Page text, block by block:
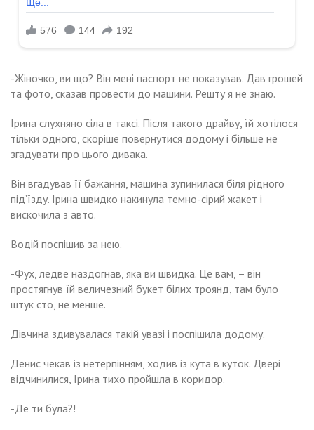
-Жіночко, ви що? Він мені паспорт не показував. Дав грошей
та фото, сказав провести до машини. Решту я не знаю.
Ірина слухняно сіла в таксі. Після такого драйву, їй хотілося
тільки одного, скоріше повернутися додому і більше не
згадувати про цього дивака.
Він вгадував її бажання, машина зупинилася біля рідного
під’їзду. Ірина швидко накинула темно-сірий жакет і
вискочила з авто.
Водій поспішив за нею.
-Фух, ледве наздогнав, яка ви швидка. Це вам, – він
простягнув їй величезний букет білих троянд, там було
штук сто, не менше.
Дівчина здивувалася такій увазі і поспішила додому.
Денис чекав із нетерпінням, ходив із кута в куток. Двері
відчинилися, Ірина тихо пройшла в коридор.
-Де ти була?!